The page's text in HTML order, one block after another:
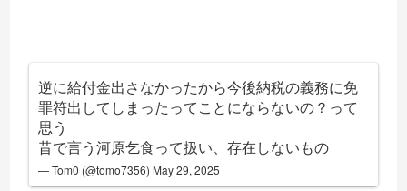
逆に給付金出さなかったから今後納税の義務に免
罪符出してしまったってことにならないの？って
思う
昔で言う河原乞食って扱い、存在しないもの
— Tom0 (@tomo7356) May 29, 2025